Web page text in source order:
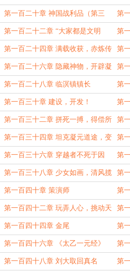
海 胜
第一百二十章 神国战利品（第三
更，求月票）
第
第一百二十二章 “大家都是文明
人，何必动刀动枪……”
第
第一百二十四章 满载收获，赤炼传
承
第
围
第一百二十六章 隐藏神物，开辟凝
元坦克道途
第
我
第一百二十八章 临溟镇镇长 第
第一百三十章 建设，开发！ 第
第一百三十二章 拼死一搏，得偿所
愿
第
第一百三十四章 坦克凝元道途，变
形金刚！
第
境
第一百三十六章 穿越者不死于因
果，破命运！
第
仙
第一百三十八章 少女如画，清风揽
月刘天依
第
第一百四十章 策演师 第
第一百四十二章 玩弄人心，挑动天
下乱
第
第一百四十四章 金尾 第
道
第一百四十六章 《太乙一元经》 第
更
第一百四十八章 刘大取回真名 第